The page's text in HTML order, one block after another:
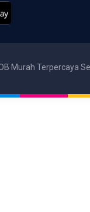
Murah Terpercaya